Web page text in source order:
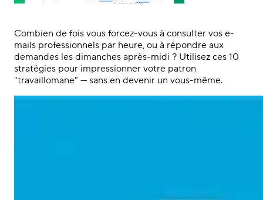
Combien de fois vous forcez-vous à consulter vos e-
mails professionnels par heure, ou à répondre aux
demandes les dimanches après-midi ? Utilisez ces 10
stratégies pour impressionner votre patron
"travaillomane" — sans en devenir un vous-même.